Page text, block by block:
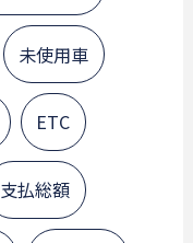
未使用車
ETC
支払総額